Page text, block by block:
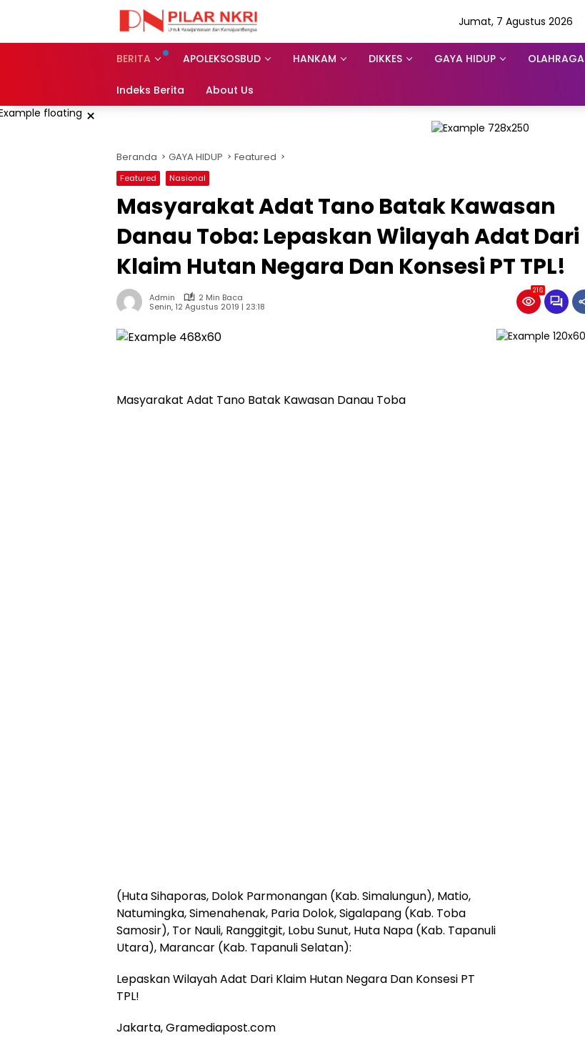
Jumat, 7 Agustus 2026
BERITA APOLEKSOSBUD HANKAM DIKKES GAYA HIDUP OLAHRAGA
Indeks Berita About Us
×
Beranda GAYA HIDUP Featured
Featured Nasional
Masyarakat Adat Tano Batak Kawasan
Danau Toba: Lepaskan Wilayah Adat Dari
Klaim Hutan Negara Dan Konsesi PT TPL!
Admin
2 Min Baca
Senin, 12 Agustus 2019 | 23:18
216
Masyarakat Adat Tano Batak Kawasan Danau Toba
(Huta Sihaporas, Dolok Parmonangan (Kab. Simalungun), Matio,
Natumingka, Simenahenak, Paria Dolok, Sigalapang (Kab. Toba
Samosir), Tor Nauli, Ranggitgit, Lobu Sunut, Huta Napa (Kab. Tapanuli
Utara), Marancar (Kab. Tapanuli Selatan):
Lepaskan Wilayah Adat Dari Klaim Hutan Negara Dan Konsesi PT
TPL!
Jakarta, Gramediapost.com